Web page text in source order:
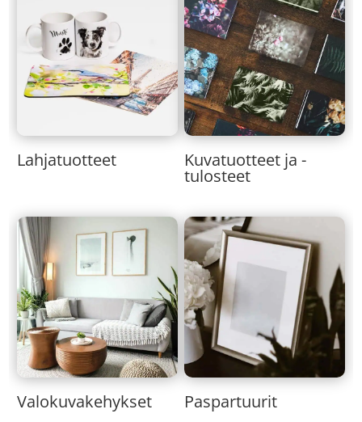
Lahjatuotteet Kuvatuotteet ja -
tulosteet
Valokuvakehykset Paspartuurit